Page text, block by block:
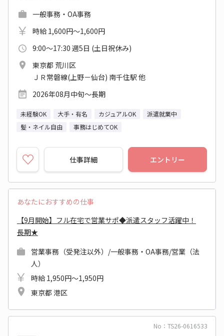
一般事務・OA事務
時給 1,600円～1,600円
9:00～17:30 週5日 (土日祝休み)
東京都 荒川区
ＪＲ常磐線(上野－仙台) 南千住駅 他
2026年08月中旬～長期
未経験OK 大手・有名 カジュアルOK
派遣就業中
髪・ネイル自由
事務はじめてOK
仕事詳細 エントリー
あなたにおすすめの仕事
【9月開始】フル在宅で営業サポ◆派遣スタッフ活躍中！
長期★
営業事務（受発注以外）/一般事務・OA事務/営業（法
人）
時給 1,950円～1,950円
東京都 港区
No：TS26-0616533